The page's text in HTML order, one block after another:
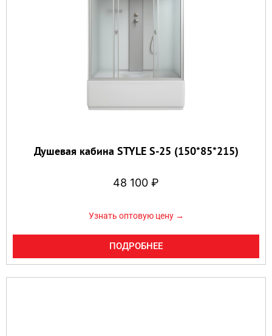
Душевая кабина STYLE S-25 (150*85*215)
48 100 ₽
Узнать оптовую цену →
ПОДРОБНЕЕ